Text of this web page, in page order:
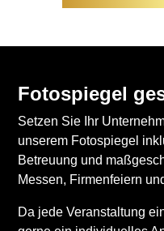
Fotospiegel
Setzen Sie Ihr
unserem Fotospiegel
Betreuung und
Messen, Firmenfeiern
Da jede Veranstaltung